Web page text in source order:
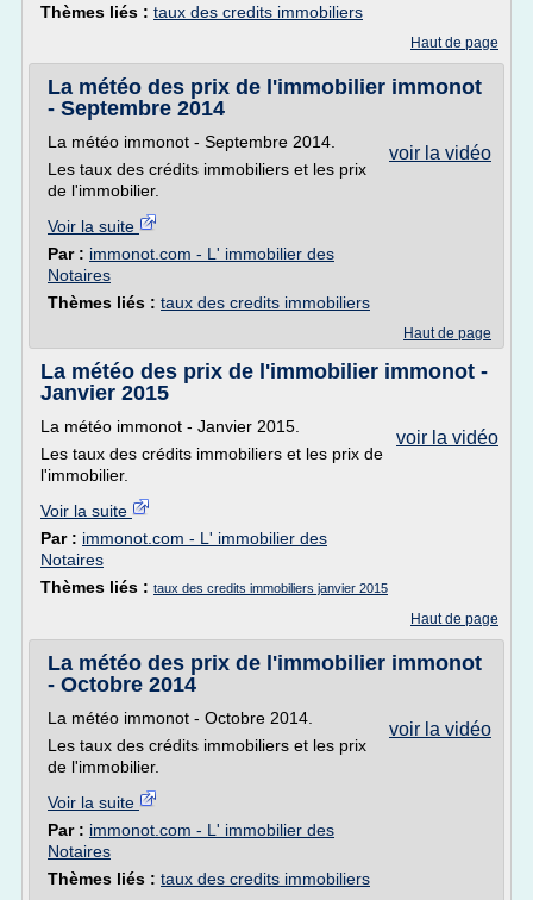
Thèmes liés : taux des credits immobiliers
Haut de page
La météo des prix de l'immobilier immonot
- Septembre 2014
voir la vidéo
La météo immonot - Septembre 2014.
Les taux des crédits immobiliers et les prix
de l'immobilier.
Voir la suite
Par : immonot.com - L' immobilier des
Notaires
Thèmes liés : taux des credits immobiliers
Haut de page
La météo des prix de l'immobilier immonot -
Janvier 2015
voir la vidéo
La météo immonot - Janvier 2015.
Les taux des crédits immobiliers et les prix de
l'immobilier.
Voir la suite
Par : immonot.com - L' immobilier des
Notaires
Thèmes liés : taux des credits immobiliers janvier 2015
Haut de page
La météo des prix de l'immobilier immonot
- Octobre 2014
voir la vidéo
La météo immonot - Octobre 2014.
Les taux des crédits immobiliers et les prix
de l'immobilier.
Voir la suite
Par : immonot.com - L' immobilier des
Notaires
Thèmes liés : taux des credits immobiliers